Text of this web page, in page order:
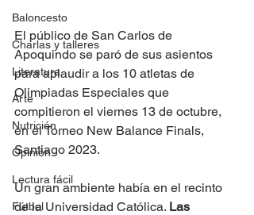
Baloncesto
Charlas y talleres
Literatura
Arte
Nutrición
Opinión
Lectura fácil
Fútbol
El público de San Carlos de
Apoquindo se paró de sus asientos
para aplaudir a los 10 atletas de
Olimpiadas Especiales que
compitieron el viernes 13 de octubre,
en el Torneo New Balance Finals,
Santiago 2023.
Un gran ambiente había en el recinto
de la Universidad Católica. Las